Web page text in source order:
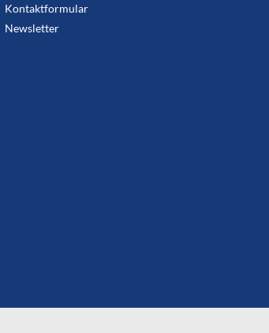
Kontaktformular
Newsletter